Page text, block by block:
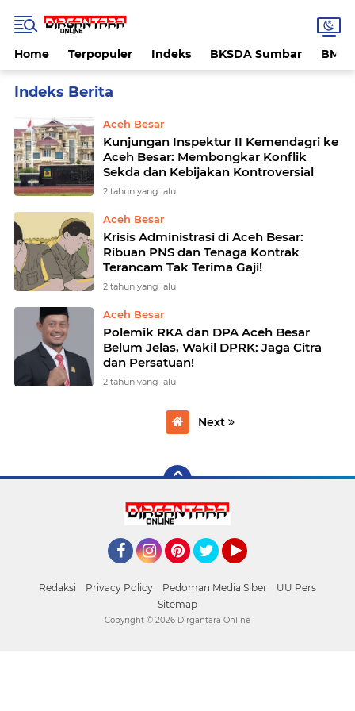
Home Terpopuler Indeks BKSDA Sumbar
Aceh Besar
Kunjungan Inspektur II Kemendagri ke
Aceh Besar: Membongkar Konflik
Sekda dan Kebijakan Kontroversial
2 tahun yang lalu
Aceh Besar
Krisis Administrasi di Aceh Besar:
Ribuan PNS dan Tenaga Kontrak
Terancam Tak Terima Gaji!
2 tahun yang lalu
Aceh Besar
Polemik RKA dan DPA Aceh Besar
Belum Jelas, Wakil DPRK: Jaga Citra
dan Persatuan!
2 tahun yang lalu
Next
Redaksi Privacy Policy Pedoman Media Siber
UU Pers
Sitemap
Copyright © 2026 Dirgantara Online